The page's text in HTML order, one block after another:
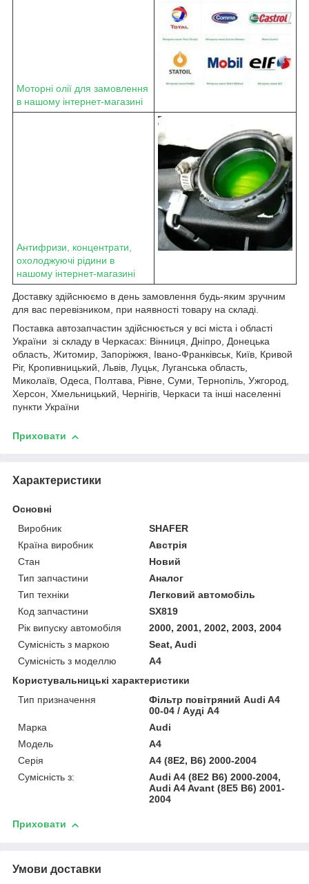
Моторні олії для замовлення
в нашому інтернет-магазині
Антифризи, концентрати,
охолоджуючі рідини в
нашому інтернет-магазині
Доставку здійснюємо в день замовлення будь-яким зручним
для вас перевізником, при наявності товару на складі.
Поставка автозапчастин здійснюється у всі міста і області
України зі складу в Черкасах: Вінниця, Дніпро, Донецька
область, Житомир, Запоріжжя, Івано-Франківськ, Київ, Кривой
Ріг, Кропивницький, Львів, Луцьк, Луганська область,
Миколаїв, Одеса, Полтава, Рівне, Суми, Тернопіль, Ужгород,
Херсон, Хмельницький, Чернігів, Черкаси та інші населенні
пункти України
Приховати
Характеристики
Основні
Виробник
SHAFER
Країна виробник
Австрія
Стан
Новий
Тип запчастини
Аналог
Тип техніки
Легковий автомобіль
Код запчастини
SX819
Рік випуску автомобіля
2000, 2001, 2002, 2003, 2004
Сумісність з маркою
Seat, Audi
Сумісність з моделлю
A4
Користувальницькі характеристики
Тип призначення
Фільтр повітряний Audi A4
00-04 / Ауді А4
Марка
Audi
Модель
A4
Серія
A4 (8E2, B6) 2000-2004
Сумісність з:
Audi A4 (8E2 B6) 2000-2004,
Audi A4 Avant (8E5 B6) 2001-
2004
Приховати
Умови доставки